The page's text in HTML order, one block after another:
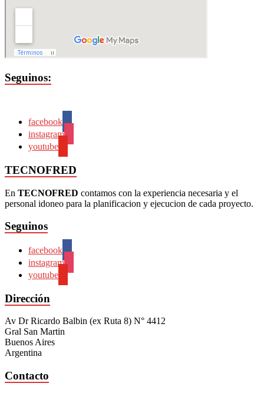
Seguinos:
facebook
instagram
youtube
TECNOFRED
En TECNOFRED contamos con la experiencia necesaria y el
personal idoneo para la planificacion y ejecucion de cada proyecto.
Seguinos
facebook
instagram
youtube
Dirección
Av Dr Ricardo Balbin (ex Ruta 8) N° 4412
Gral San Martin
Buenos Aires
Argentina
Contacto